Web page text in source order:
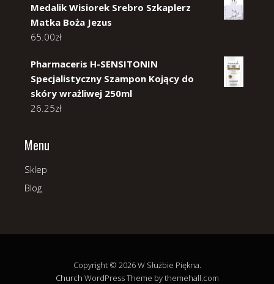
Medalik Wisiorek Srebro Szkaplerz
Matka Boża Jezus
65.00zł
Pharmaceris H-SENSITONIN
Specjalistyczny Szampon Kojący do
skóry wrażliwej 250ml
26.25zł
Menu
Sklep
Blog
Copyright © 2026 W Służbie Piękna.
Church WordPress Theme by themehall.com